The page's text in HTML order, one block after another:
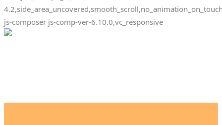
js-composer js-comp-ver-6.10.0,vc_responsive